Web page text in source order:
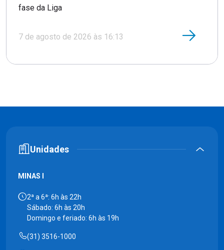
fase da Liga
7 de agosto de 2026 às 16:13
Unidades
MINAS I
2ª a 6ª: 6h às 22h
Sábado: 6h às 20h
Domingo e feriado: 6h às 19h
(31) 3516-1000